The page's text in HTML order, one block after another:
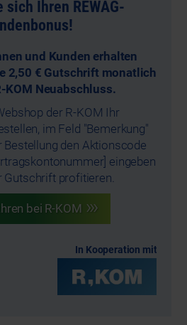
sich Ihren REWAG-
und Kunden erhalten
2,50 € Gutschrift monatlich
KOM Neuabschluss.
der R-KOM Ihr
im Feld "Bemerkung"
Bestellung den Aktionscode
eingeben
Gutschrift profitieren.
bei R-KOM
In Kooperation mit